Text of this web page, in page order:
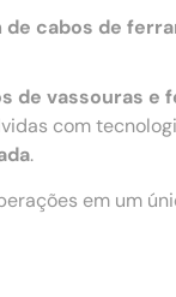
de cabos de
de vassouras e
com
.
em um